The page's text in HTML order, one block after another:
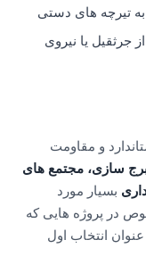
تیرچه های دستی
جرثقیل یا نیروی
و مقاومت
سازی، مجتمع های
بسیار مورد
در پروژه هایی که
انتخاب اول